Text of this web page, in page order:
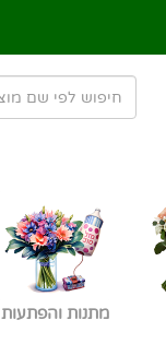
מתנות והפתעות